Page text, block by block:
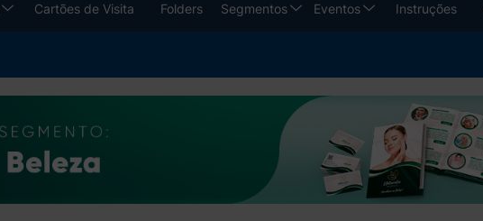
Cartões de Visita Folders Segmentos Eventos Instruções